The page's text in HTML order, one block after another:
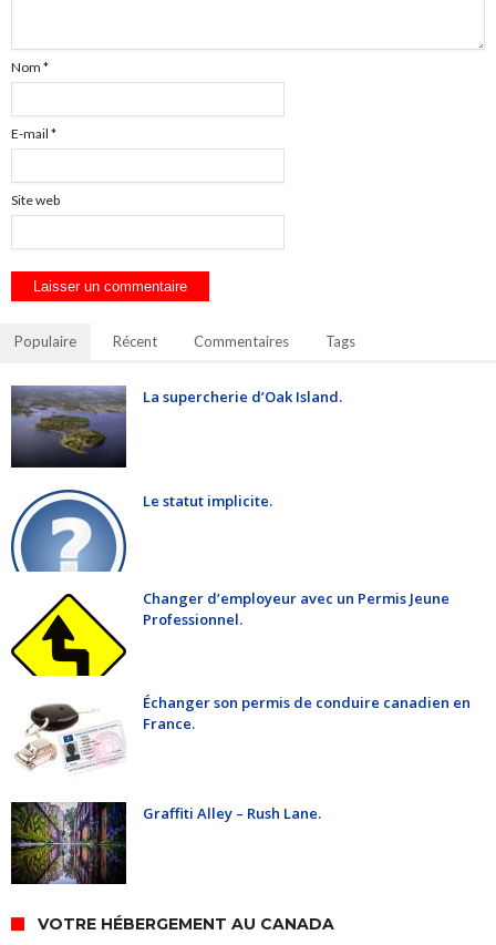
Nom *
E-mail *
Site web
Populaire Récent Commentaires Tags
La supercherie d’Oak Island.
Le statut implicite.
Changer d’employeur avec un Permis Jeune
Professionnel.
Échanger son permis de conduire canadien en
France.
Graffiti Alley – Rush Lane.
VOTRE HÉBERGEMENT AU CANADA